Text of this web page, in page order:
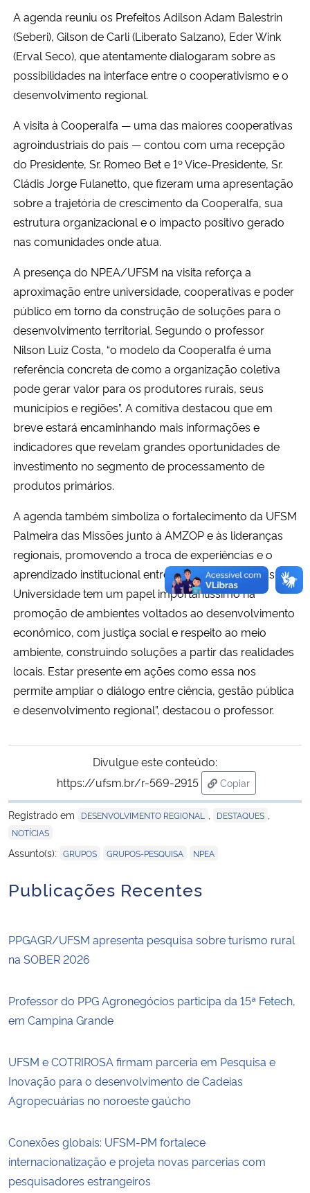
Banco Central do Brasil
Planalto
A agenda reuniu os Prefeitos Adilson Adam Balestrin
(Seberi), Gilson de Carli (Liberato Salzano), Eder Wink
(Erval Seco), que atentamente dialogaram sobre as
possibilidades na interface entre o cooperativismo e o
desenvolvimento regional.
A visita à Cooperalfa — uma das maiores cooperativas
agroindustriais do país — contou com uma recepção
do Presidente, Sr. Romeo Bet e 1º Vice-Presidente, Sr.
Cládis Jorge Fulanetto, que fizeram uma apresentação
sobre a trajetória de crescimento da Cooperalfa, sua
estrutura organizacional e o impacto positivo gerado
nas comunidades onde atua.
A presença do NPEA/UFSM na visita reforça a
aproximação entre universidade, cooperativas e poder
público em torno da construção de soluções para o
desenvolvimento territorial. Segundo o professor
Nilson Luiz Costa, “o modelo da Cooperalfa é uma
referência concreta de como a organização coletiva
pode gerar valor para os produtores rurais, seus
municípios e regiões”. A comitiva destacou que em
breve estará encaminhando mais informações e
indicadores que revelam grandes oportunidades de
investimento no segmento de processamento de
produtos primários.
A agenda também simboliza o fortalecimento da UFSM
Palmeira das Missões junto à AMZOP e às lideranças
regionais, promovendo a troca de experiências e o
aprendizado institucional entre diferentes territórios. “A
Universidade tem um papel importantíssimo na
promoção de ambientes voltados ao desenvolvimento
econômico, com justiça social e respeito ao meio
ambiente, construindo soluções a partir das realidades
locais. Estar presente em ações como essa nos
permite ampliar o diálogo entre ciência, gestão pública
e desenvolvimento regional”, destacou o professor.
Divulgue este conteúdo:
https://ufsm.br/r-569-2915
Copiar
para área de
Registrado em
DESENVOLVIMENTO REGIONAL DESTAQUES
NOTÍCIAS
Assunto(s): GRUPOS GRUPOS-PESQUISA NPEA
Publicações Recentes
PPGAGR/UFSM apresenta pesquisa sobre turismo rural
na SOBER 2026
Professor do PPG Agronegócios participa da 15ª Fetech,
em Campina Grande
UFSM e COTRIROSA firmam parceria em Pesquisa e
Inovação para o desenvolvimento de Cadeias
Agropecuárias no noroeste gaúcho
Conexões globais: UFSM-PM fortalece
internacionalização e projeta novas parcerias com
pesquisadores estrangeiros